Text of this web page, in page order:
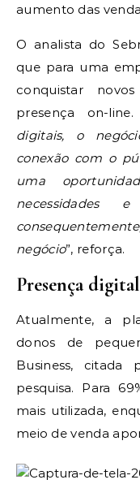
aumento das
O analista do
que para uma
conquistar
presença on-line.
digitais, o
conexão com o
uma
necessidades
negócio”, reforça.
Presença digital
Atualmente, a
donos de
Business, citada
pesquisa. Para
mais utilizada,
meio de venda